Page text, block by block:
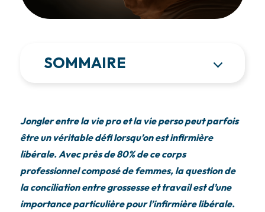
SOMMAIRE
Jongler entre la vie pro et la vie perso peut parfois
être un véritable défi lorsqu’on est infirmière
libérale. Avec près de 80% de ce corps
professionnel composé de femmes, la question de
la conciliation entre grossesse et travail est d’une
importance particulière pour l’infirmière libérale.